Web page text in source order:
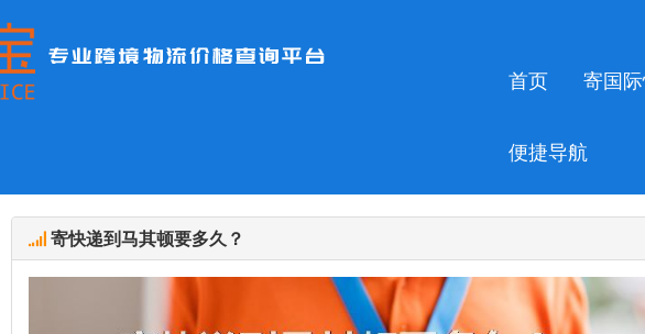
首页 寄国
便捷导航
寄快递到马其顿要多久？